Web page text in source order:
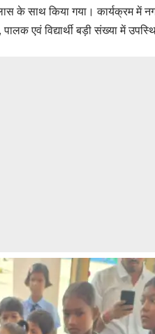
के साथ किया गया। कार्यक्रम में
एवं विद्यार्थी बड़ी संख्या में